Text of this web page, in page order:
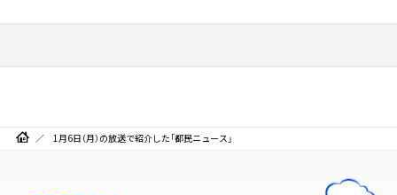
1月6日（月）の放送で紹介した「都民ニュース」